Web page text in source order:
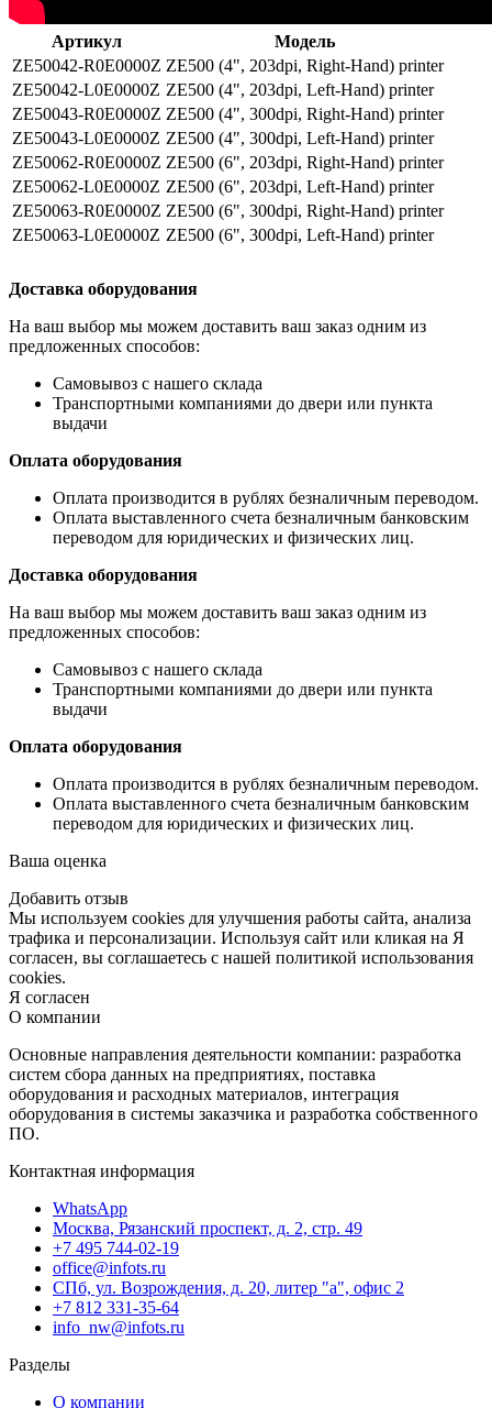
Артикул
Модель
ZE50042-R0E0000Z ZE500 (4", 203dpi, Right-Hand) printer
ZE50042-L0E0000Z ZE500 (4", 203dpi, Left-Hand) printer
ZE50043-R0E0000Z ZE500 (4", 300dpi, Right-Hand) printer
ZE50043-L0E0000Z ZE500 (4", 300dpi, Left-Hand) printer
ZE50062-R0E0000Z ZE500 (6", 203dpi, Right-Hand) printer
ZE50062-L0E0000Z ZE500 (6", 203dpi, Left-Hand) printer
ZE50063-R0E0000Z ZE500 (6", 300dpi, Right-Hand) printer
ZE50063-L0E0000Z ZE500 (6", 300dpi, Left-Hand) printer
Доставка оборудования
На ваш выбор мы можем доставить ваш заказ одним из
предложенных способов:
Самовывоз с нашего склада
Транспортными компаниями до двери или пункта
выдачи
Оплата оборудования
Оплата производится в рублях безналичным переводом.
Оплата выставленного счета безналичным банковским
переводом для юридических и физических лиц.
Доставка оборудования
На ваш выбор мы можем доставить ваш заказ одним из
предложенных способов:
Самовывоз с нашего склада
Транспортными компаниями до двери или пункта
выдачи
Оплата оборудования
Оплата производится в рублях безналичным переводом.
Оплата выставленного счета безналичным банковским
переводом для юридических и физических лиц.
Ваша оценка
Добавить отзыв
Мы используем cookies для улучшения работы сайта, анализа
трафика и персонализации. Используя сайт или кликая на Я
согласен, вы соглашаетесь с нашей политикой использования
cookies.
Я согласен
О компании
Основные направления деятельности компании: разработка
систем сбора данных на предприятиях, поставка
оборудования и расходных материалов, интеграция
оборудования в системы заказчика и разработка собственного
ПО.
Контактная информация
WhatsApp
Москва, Рязанский проспект, д. 2, стр. 49
+7 495 744-02-19
office@infots.ru
СПб, ул. Возрождения, д. 20, литер "a", офис 2
+7 812 331-35-64
info_nw@infots.ru
Разделы
О компании